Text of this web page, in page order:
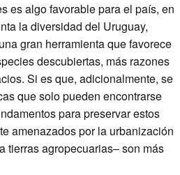
es algo favorable para el país, en
la diversidad del Uruguay,
gran herramienta que favorece
descubiertas, más razones
Si es que, adicionalmente, se
que solo pueden encontrarse
para preservar estos
amenazados por la urbanización
tierras agropecuarias– son más